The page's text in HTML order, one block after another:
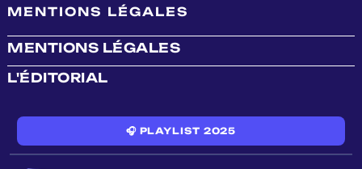
MENTIONS LÉGALES
MENTIONS LÉGALES
L'ÉDITORIAL
🎧 PLAYLIST 2025